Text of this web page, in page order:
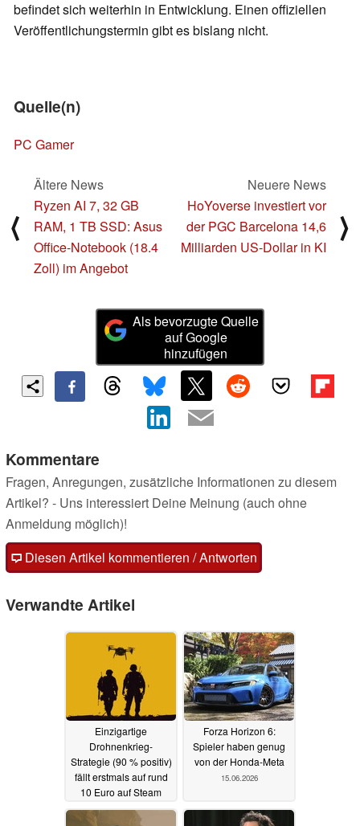
befindet sich weiterhin in Entwicklung. Einen offiziellen
Veröffentlichungstermin gibt es bislang nicht.
Quelle(n)
PC Gamer
⟨
Ältere News
Ryzen AI 7, 32 GB
RAM, 1 TB SSD: Asus
Office-Notebook (18.4
Zoll) im Angebot
Neuere News
HoYoverse investiert vor
der PGC Barcelona 14,6
Milliarden US-Dollar in KI
⟩
Als bevorzugte Quelle
auf Google
hinzufügen
Kommentare
Fragen, Anregungen, zusätzliche Informationen zu diesem
Artikel? - Uns interessiert Deine Meinung (auch ohne
Anmeldung möglich)!
Diesen Artikel kommentieren / Antworten
Verwandte Artikel
Einzigartige
Drohnenkrieg-
Strategie (90 % positiv)
fällt erstmals auf rund
10 Euro auf Steam
15.06.2026
Forza Horizon 6:
Spieler haben genug
von der Honda-Meta
15.06.2026